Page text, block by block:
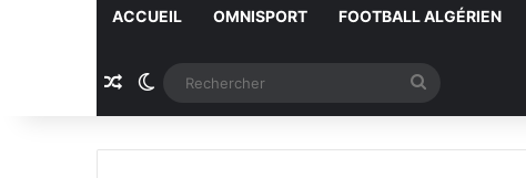
ACCUEIL OMNISPORT FOOTBALL ALGÉRIEN
Article Aléatoire
Switch skin